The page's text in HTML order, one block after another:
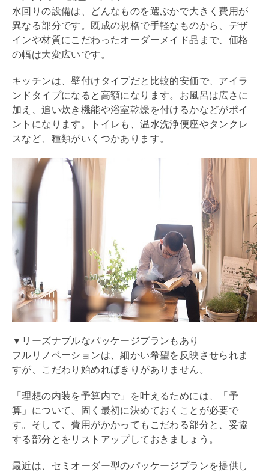
水回りの設備は、どんなものを選ぶかで大きく費用が
異なる部分です。既成の規格で手軽なものから、デザ
インや材質にこだわったオーダーメイド品まで、価格
の幅は大変広いです。
キッチンは、壁付けタイプだと比較的安価で、アイラ
ンドタイプになると高額になります。お風呂は広さに
加え、追い炊き機能や浴室乾燥を付けるかなどがポイ
ントになります。トイレも、温水洗浄便座やタンクレ
スなど、種類がいくつかあります。
▼リーズナブルなパッケージプランもあり
フル リノベーションは、細かい希望を反映させられま
すが、こだわり始めればきりがありません。
「理想の内装を予算内で」を叶えるためには、「予
算」について、固く最初に決めておくことが必要で
す。そして、費用がかかってもこだわる部分と、妥協
する部分とをリストアップしておきましょう。
最近は、セミオーダー型のパッケージプランを提供し